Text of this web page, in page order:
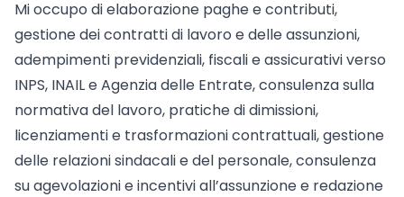
Mi occupo di elaborazione paghe e contributi,
gestione dei contratti di lavoro e delle assunzioni,
adempimenti previdenziali, fiscali e assicurativi verso
INPS, INAIL e Agenzia delle Entrate, consulenza sulla
normativa del lavoro, pratiche di dimissioni,
licenziamenti e trasformazioni contrattuali, gestione
delle relazioni sindacali e del personale, consulenza
su agevolazioni e incentivi all’assunzione e redazione